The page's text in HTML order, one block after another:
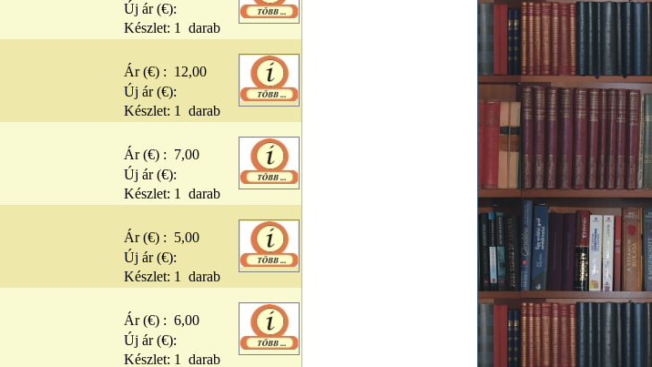
Új ár (€):
Készlet: 1 darab
Ár (€) : 12,00
Új ár (€):
Készlet: 1 darab
Ár (€) : 7,00
Új ár (€):
Készlet: 1 darab
Ár (€) : 5,00
Új ár (€):
Készlet: 1 darab
Ár (€) : 6,00
Új ár (€):
Készlet: 1 darab